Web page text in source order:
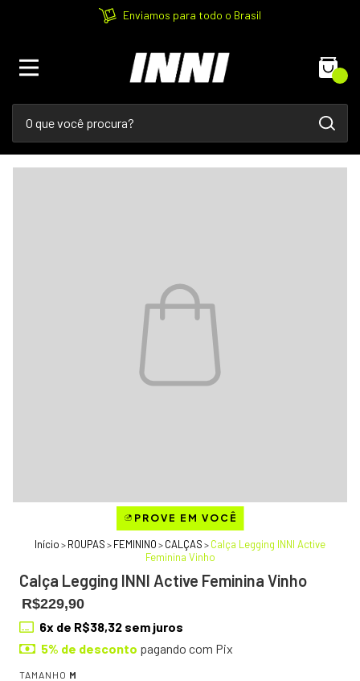
Enviamos para todo o Brasil
Início > ROUPAS > FEMININO > CALÇAS > Calça Legging INNI Active
Feminina Vinho
Calça Legging INNI Active Feminina Vinho
R$229,90
6x de R$38,32 sem juros
5% de desconto pagando com Pix
TAMANHO M